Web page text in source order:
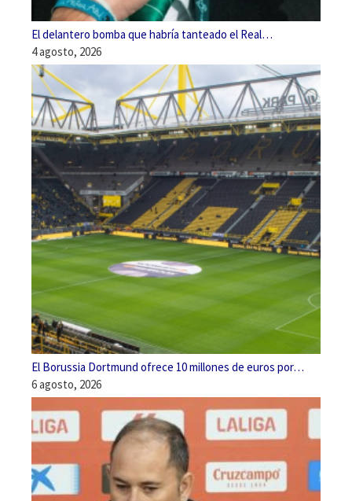
El delantero bomba que habría tanteado el Real…
4 agosto, 2026
El Borussia Dortmund ofrece 10 millones de euros por…
6 agosto, 2026